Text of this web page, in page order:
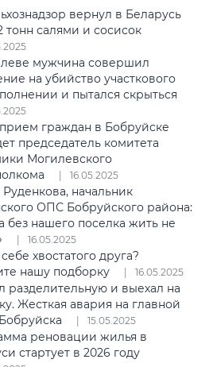
вернул в Беларусь
тонн салями и сосисок
мужчина совершил
на убийство участкового
и пытался скрыться
граждан в Бобруйске
председатель комитета
Могилевского
16.05.2025
Руденкова, начальник
ОПС Бобруйского района:
без нашего поселка жить не
16.05.2025
хвостатого друга?
нашу подборку
16.05.2025
разделительную и выехал на
Жесткая авария на главной
15.05.2025
реновации жилья в
стартует в 2026 году